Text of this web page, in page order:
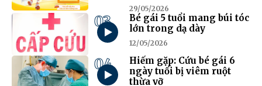
29/05/2026
03
Bé gái 5 tuổi mang búi tóc
lớn trong dạ dày
12/05/2026
04
Hiếm gặp: Cứu bé gái 6
ngày tuổi bị viêm ruột
thừa vỡ